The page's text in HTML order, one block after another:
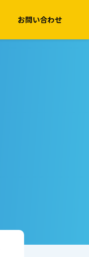
お問い合わせ